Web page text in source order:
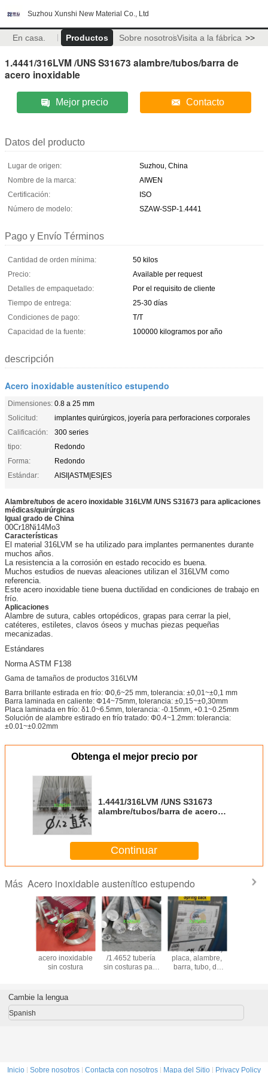
Suzhou Xunshi New Material Co., Ltd
En casa. Productos Sobre nosotrosVisita a la fábrica >>
1.4441/316LVM /UNS S31673 alambre/tubos/barra de
acero inoxidable
Mejor precio Contacto
Datos del producto
Lugar de origen:
Suzhou, China
Nombre de la marca:
AIWEN
Certificación:
ISO
Número de modelo:
SZAW-SSP-1.4441
Pago y Envío Términos
Cantidad de orden mínima:
50 kilos
Precio:
Available per request
Detalles de empaquetado:
Por el requisito de cliente
Tiempo de entrega:
25-30 días
Condiciones de pago:
T/T
Capacidad de la fuente:
100000 kilogramos por año
descripción
Acero inoxidable austenítico estupendo
Dimensiones: 0.8 a 25 mm
Solicitud:
implantes quirúrgicos, joyería para perforaciones corporales
Calificación:
300 series
tipo:
Redondo
Forma:
Redondo
Estándar:
AISI|ASTM|ES|ES
Alambre/tubos de acero inoxidable 316LVM /UNS S31673 para aplicaciones
médicas/quirúrgicas
Igual grado de China
00Cr18Ni14Mo3
Características
El material 316LVM se ha utilizado para implantes permanentes durante
muchos años.
La resistencia a la corrosión en estado recocido es buena.
Muchos estudios de nuevas aleaciones utilizan el 316LVM como
referencia.
Este acero inoxidable tiene buena ductilidad en condiciones de trabajo en
frío.
Aplicaciones
Alambre de sutura, cables ortopédicos, grapas para cerrar la piel,
catéteres, estiletes, clavos óseos y muchas piezas pequeñas
mecanizadas.
Estándares
Norma ASTM F138
Gama de tamaños de productos 316LVM
Barra brillante estirada en frío: Φ0,6~25 mm, tolerancia: ±0,01~±0,1 mm
Barra laminada en caliente: Φ14~75mm, tolerancia: ±0,15~±0,30mm
Placa laminada en frío: δ1.0~6.5mm, tolerancia: -0.15mm, +0.1~0.25mm
Solución de alambre estirado en frío tratado: Φ0.4~1.2mm: tolerancia:
±0.01~±0.02mm
Obtenga el mejor precio por
1.4441/316LVM /UNS S31673
alambre/tubos/barra de acero
Continuar
Más Acero inoxidable austenítico estupendo
de
F44 Tubo de
acero inoxidable
sin costura
654SMO /S32654
/1.4652 tubería
sin costuras para
904L ((N08904)
placa, alambre,
barra, tubo, de
buen precio
Cambie la lengua
Spanish
Inicio | Sobre nosotros | Contacta con nosotros | Mapa del Sitio | Privacy Policy